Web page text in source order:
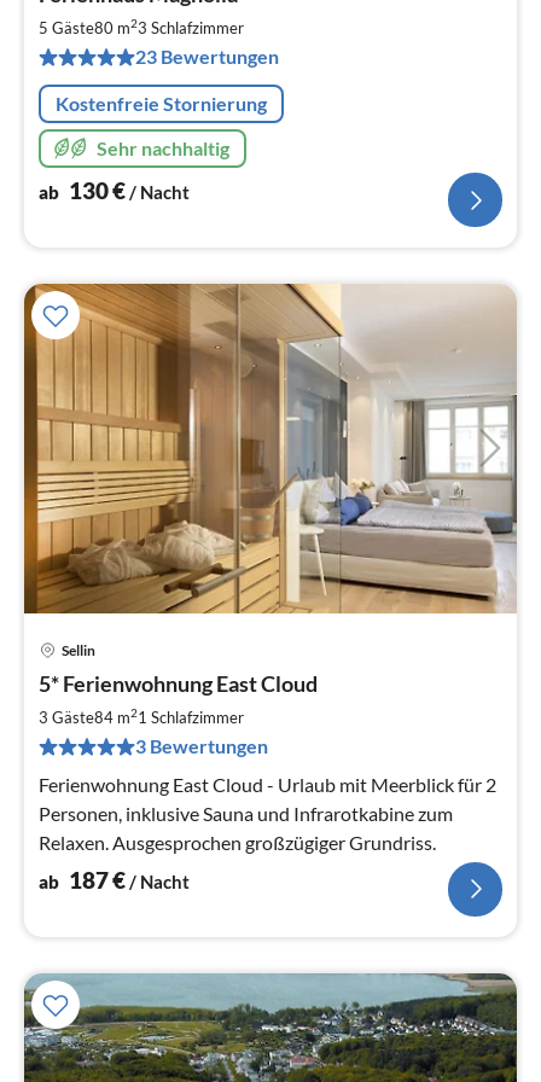
5 Gäste80 m23 Schlafzimmer
23 Bewertungen
Kostenfreie Stornierung
Sehr nachhaltig
ab 130€/ Nacht
Sellin
5* Ferienwohnung East Cloud
3 Gäste84 m21 Schlafzimmer
3 Bewertungen
Ferienwohnung East Cloud - Urlaub mit Meerblick für 2
Personen, inklusive Sauna und Infrarotkabine zum
Relaxen. Ausgesprochen großzügiger Grundriss.
ab 187€/ Nacht